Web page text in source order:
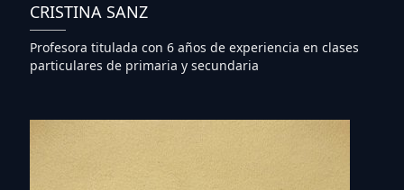
CRISTINA SANZ
Profesora titulada con 6 años de experiencia en clases
particulares de primaria y secundaria